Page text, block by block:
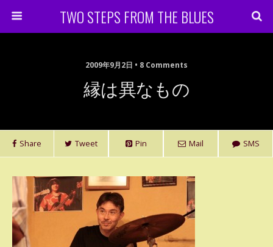
TWO STEPS FROM THE BLUES
2009年9月2日 • 8 Comments
縁は異なもの
Share Tweet Pin Mail SMS